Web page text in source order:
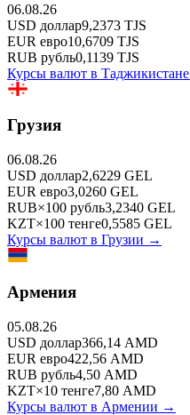
06.08.26
USD доллар9,2373 TJS
EUR евро10,6709 TJS
RUB рубль0,1139 TJS
Курсы валют в Таджикистане
Грузия
06.08.26
USD доллар2,6229 GEL
EUR евро3,0260 GEL
RUB×100 рубль3,2340 GEL
KZT×100 тенге0,5585 GEL
Курсы валют в Грузии →
Армения
05.08.26
USD доллар366,14 AMD
EUR евро422,56 AMD
RUB рубль4,50 AMD
KZT×10 тенге7,80 AMD
Курсы валют в Армении →